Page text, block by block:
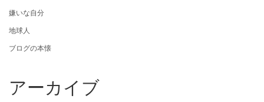
嫌いな自分
地球人
ブログの本懐
アーカイブ